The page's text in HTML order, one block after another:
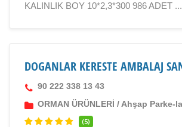
KALINLIK BOY 10*2,3*300 986 ADET ...
DOGANLAR KERESTE AMBALAJ
90 222 338 13 43
ORMAN ÜRÜNLERİ / Ahşap Parke-
(5)